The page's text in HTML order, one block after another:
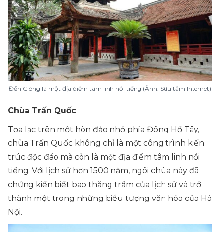
Đền Gióng là một địa điểm tâm linh nổi tiếng (Ảnh: Sưu tầm Internet)
Chùa Trấn Quốc
Tọa lạc trên một hòn đảo nhỏ phía Đông Hồ Tây,
chùa Trấn Quốc không chỉ là một công trình kiến
trúc độc đáo mà còn là một địa điểm tâm linh nổi
tiếng. Với lịch sử hơn 1500 năm, ngôi chùa này đã
chứng kiến biết bao thăng trầm của lịch sử và trở
thành một trong những biểu tượng văn hóa của Hà
Nội.